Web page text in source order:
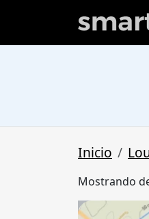
Inicio
Mostrando